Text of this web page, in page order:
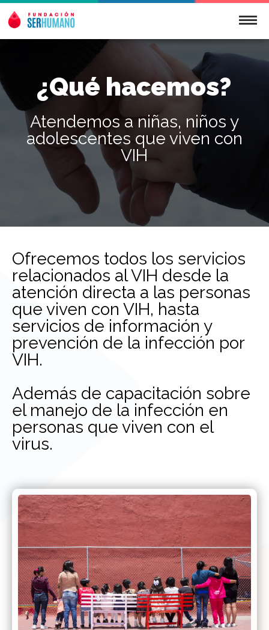
Atendemos a niñas, niños y
adolescentes que viven con
VIH
¿Qué hacemos?
Ofrecemos todos los servicios
relacionados al VIH desde la
atención directa a las personas
que viven con VIH, hasta
servicios de información y
prevención de la infección por
VIH.
Además de capacitación sobre
el manejo de la infección en
personas que viven con el
virus.